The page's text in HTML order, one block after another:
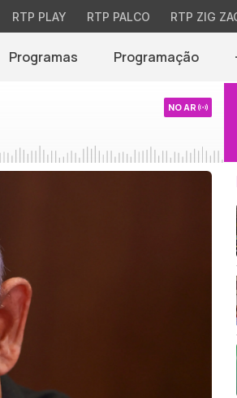
RTP PLAY RTP PALCO RTP ZIG
Programas Programação
NO AR